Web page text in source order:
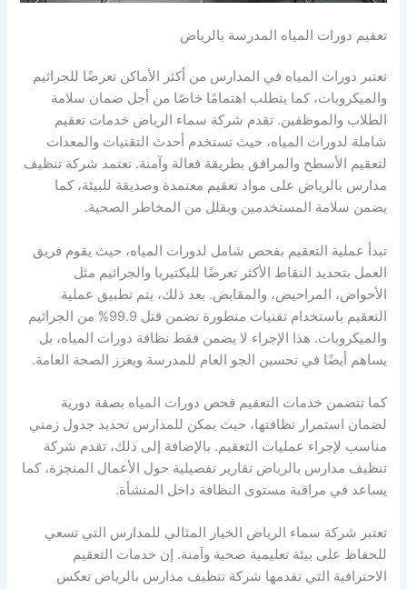
تعقيم دورات المياه المدرسة بالرياض
تعتبر دورات المياه في المدارس من أكثر الأماكن تعرضًا للجراثيم
والميكروبات، كما يتطلب اهتمامًا خاصًا من أجل ضمان سلامة
الطلاب والموظفين. تقدم شركة سماء الرياض خدمات تعقيم
شاملة لدورات المياه، حيث تستخدم أحدث التقنيات والمعدات
لتعقيم الأسطح والمرافق بطريقة فعالة وآمنة. تعتمد شركة تنظيف
مدارس بالرياض على مواد تعقيم معتمدة وصديقة للبيئة، كما
يضمن سلامة المستخدمين ويقلل من المخاطر الصحية.
تبدأ عملية التعقيم بفحص شامل لدورات المياه، حيث يقوم فريق
العمل بتحديد النقاط الأكثر تعرضًا للبكتيريا والجراثيم مثل
الأحواض، المراحيض، والمقابض. بعد ذلك، يتم تطبيق عملية
التعقيم باستخدام تقنيات متطورة تضمن قتل 99.9% من الجراثيم
والميكروبات. هذا الإجراء لا يضمن فقط نظافة دورات المياه، بل
يساهم أيضًا في تحسين الجو العام للمدرسة ويعزز الصحة العامة.
كما تتضمن خدمات التعقيم فحص دورات المياه بصفة دورية
لضمان استمرار نظافتها، حيث يمكن للمدارس تحديد جدول زمني
مناسب لإجراء عمليات التعقيم. بالإضافة إلى ذلك، تقدم شركة
تنظيف مدارس بالرياض تقارير تفصيلية حول الأعمال المنجزة، كما
يساعد في مراقبة مستوى النظافة داخل المنشأة.
تعتبر شركة سماء الرياض الخيار المثالي للمدارس التي تسعي
للحفاظ على بيئة تعليمية صحية وآمنة. إن خدمات التعقيم
الاحترافية التي تقدمها شركة تنظيف مدارس بالرياض تعكس